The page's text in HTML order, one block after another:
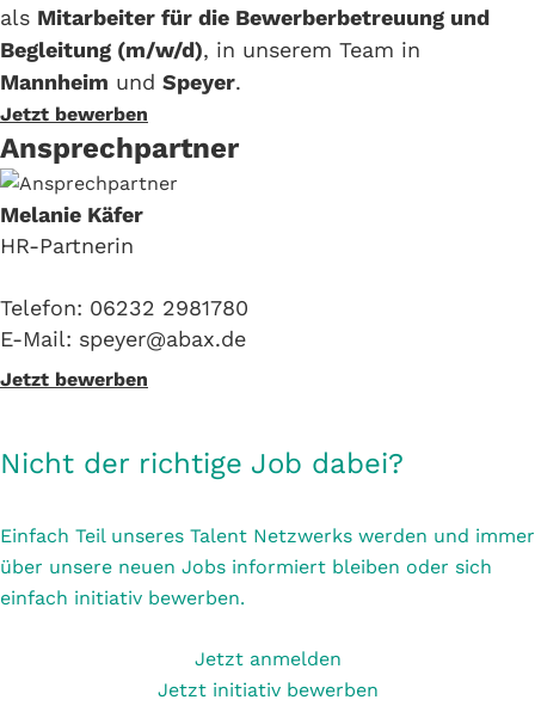
als Mitarbeiter für die Bewerberbetreuung und
Begleitung (m/w/d), in unserem Team in
Mannheim und Speyer.
Jetzt bewerben
Ansprechpartner
Melanie Käfer
HR-Partnerin
Telefon: 06232 2981780
E-Mail: speyer@abax.de
Jetzt bewerben
Nicht der richtige Job dabei?
Einfach Teil unseres Talent Netzwerks werden und immer
über unsere neuen Jobs informiert bleiben oder sich
einfach initiativ bewerben.
Jetzt anmelden
Jetzt initiativ bewerben